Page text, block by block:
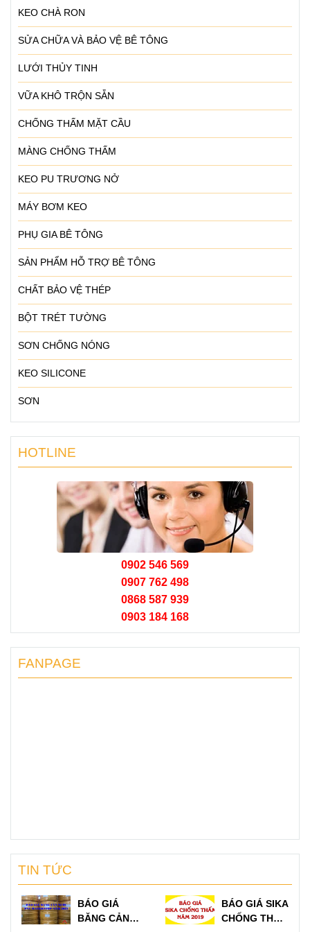
KEO CHÀ RON
SỬA CHỮA VÀ BẢO VỆ BÊ TÔNG
LƯỚI THỦY TINH
VỮA KHÔ TRỘN SẴN
CHỐNG THẤM MẶT CẦU
MÀNG CHỐNG THẤM
KEO PU TRƯƠNG NỞ
MÁY BƠM KEO
PHỤ GIA BÊ TÔNG
SẢN PHẨM HỖ TRỢ BÊ TÔNG
CHẤT BẢO VỆ THÉP
BỘT TRÉT TƯỜNG
SƠN CHỐNG NÓNG
KEO SILICONE
SƠN
HOTLINE
0902 546 569
0907 762 498
0868 587 939
0903 184 168
FANPAGE
TIN TỨC
BÁO GIÁ
BĂNG CẢN
BÁO GIÁ SIKA
CHỐNG THẤM